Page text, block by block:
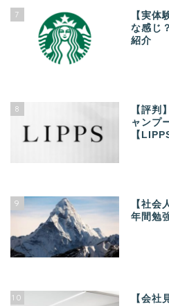
7
【実体
な感じ
紹介
8
【評判
ャンプ
【
9
【社会
年間勉
10
【会社